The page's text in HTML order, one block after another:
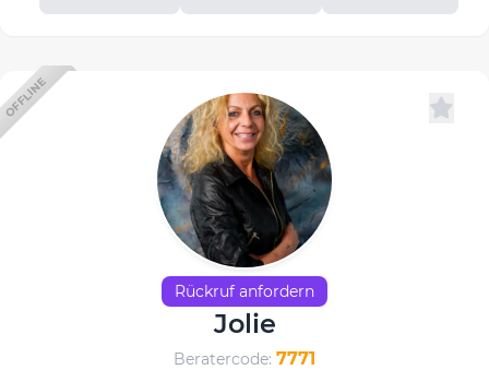
OFFLINE
Rückruf anfordern
Jolie
Beratercode: 7771